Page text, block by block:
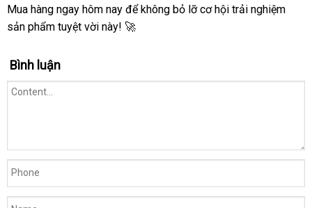
Mua hàng ngay hôm nay để không bỏ lỡ cơ hội trải nghiệm
sản phẩm tuyệt vời này! 🚀
Bình luận